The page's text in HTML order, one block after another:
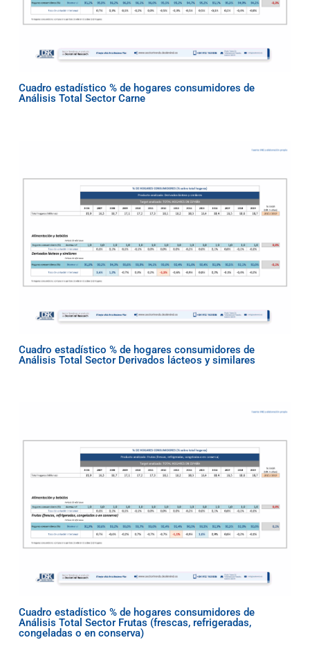
Cuadro estadístico % de hogares consumidores de
Análisis Total Sector Carne
Cuadro estadístico % de hogares consumidores de
Análisis Total Sector Derivados lácteos y similares
Cuadro estadístico % de hogares consumidores de
Análisis Total Sector Frutas (frescas, refrigeradas,
congeladas o en conserva)